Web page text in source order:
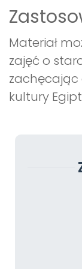
Materiał
zajęć o
zachęcając
kultury